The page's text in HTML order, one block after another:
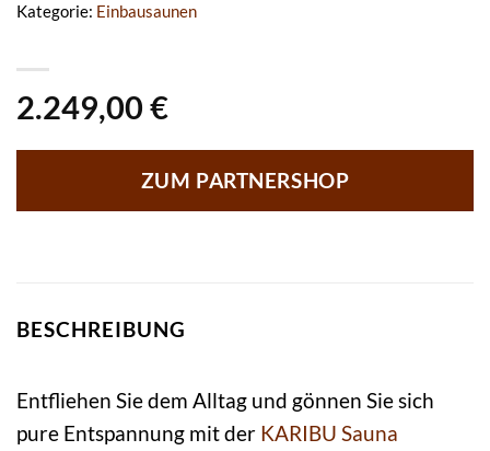
2.249,00 €
ZUM PARTNERSHOP
Kategorie: Einbausaunen
BESCHREIBUNG
Entfliehen Sie dem Alltag und gönnen Sie sich
pure Entspannung mit der KARIBU Sauna